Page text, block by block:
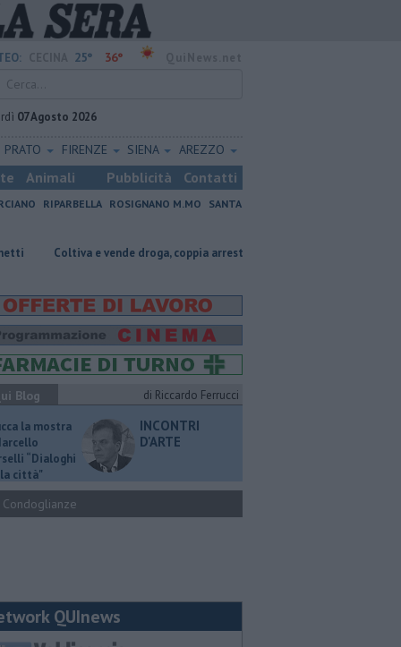
25° 36°
07 Agosto 2026
PRATO FIRENZE SIENA AREZZO
Animali Pubblicità Contatti
RIPARBELLA ROSIGNANO M.MO
SANTA
e vende droga, coppia arrestata Cade dallo scooter, 55enne grave
Blog di Riccardo Ferrucci
la mostra
“Dialoghi
città"
INCONTRI
D'ARTE
Condoglianze
QUInews